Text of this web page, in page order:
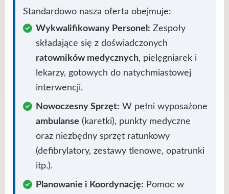
Standardowo nasza oferta obejmuje:
Wykwalifikowany Personel: Zespoły
składające się z doświadczonych
ratowników medycznych, pielęgniarek i
lekarzy, gotowych do natychmiastowej
interwencji.
Nowoczesny Sprzęt: W pełni wyposażone
ambulanse (karetki), punkty medyczne
oraz niezbędny sprzęt ratunkowy
(defibrylatory, zestawy tlenowe, opatrunki
itp.).
Planowanie i Koordynację: Pomoc w